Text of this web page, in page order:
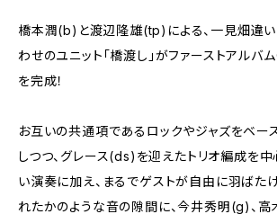
橋本潤(b)と渡辺隆雄(tp)による、一見畑違
わせのユニット「橋渡し」がファーストアルバ
を完成！
お互いの共通項であるロックやジャズをベー
しつつ、グレース(ds)を迎えたトリオ編成を
い演奏に加え、まるでゲストが自由に羽ばた
れたかのような音の隙間に、今井秀明(g)、